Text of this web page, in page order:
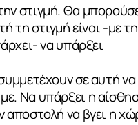
στιγμή. Θα
τη στιγμή είναι -με
να υπάρξει
σε αυτή
Να υπάρξει η
αποστολή να βγει η